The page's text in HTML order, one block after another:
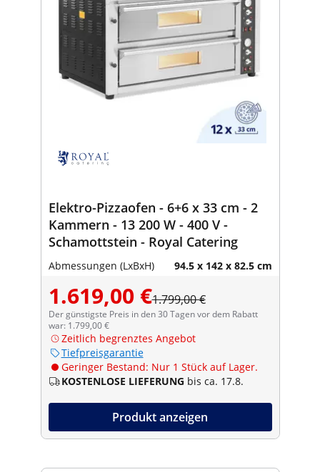
Elektro-Pizzaofen - 6+6 x 33 cm - 2
Kammern - 13 200 W - 400 V -
Schamottstein - Royal Catering
Abmessungen (LxBxH) 94.5 x 142 x 82.5 cm
1.619,00 €1.799,00 €
Der günstigste Preis in den 30 Tagen vor dem Rabatt
war: 1.799,00 €
Zeitlich begrenztes Angebot
Tiefpreisgarantie
Geringer Bestand: Nur 1 Stück auf Lager.
KOSTENLOSE LIEFERUNG bis ca. 17.8.
Produkt anzeigen